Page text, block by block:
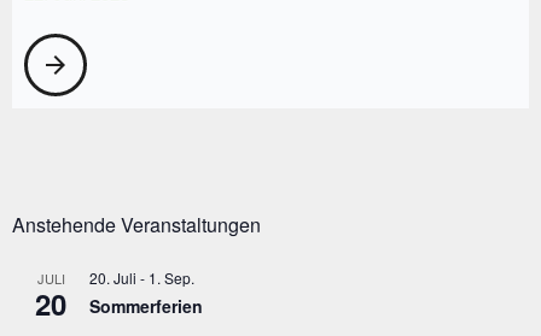
arrow_forward
Anstehende Veranstaltungen
JULI
20
20. Juli - 1. Sep.
Sommerferien